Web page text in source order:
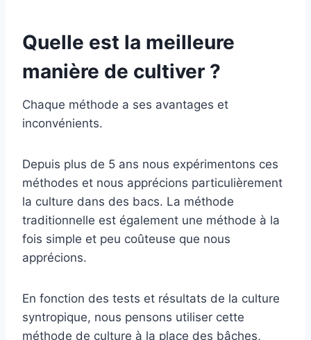
Quelle est la meilleure
manière de cultiver ?
Chaque méthode a ses avantages et
inconvénients.
Depuis plus de 5 ans nous expérimentons ces
méthodes et nous apprécions particulièrement
la culture dans des bacs. La méthode
traditionnelle est également une méthode à la
fois simple et peu coûteuse que nous
apprécions.
En fonction des tests et résultats de la culture
syntropique, nous pensons utiliser cette
méthode de culture à la place des bâches,